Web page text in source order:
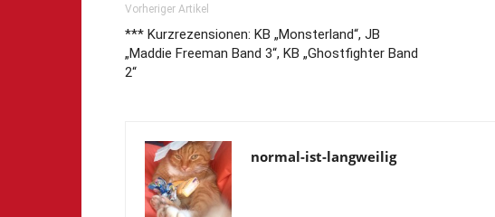
Vorheriger Artikel
*** Kurzrezensionen: KB „Monsterland“, JB
„Maddie Freeman Band 3“, KB „Ghostfighter Band
2“
normal-ist-langweilig